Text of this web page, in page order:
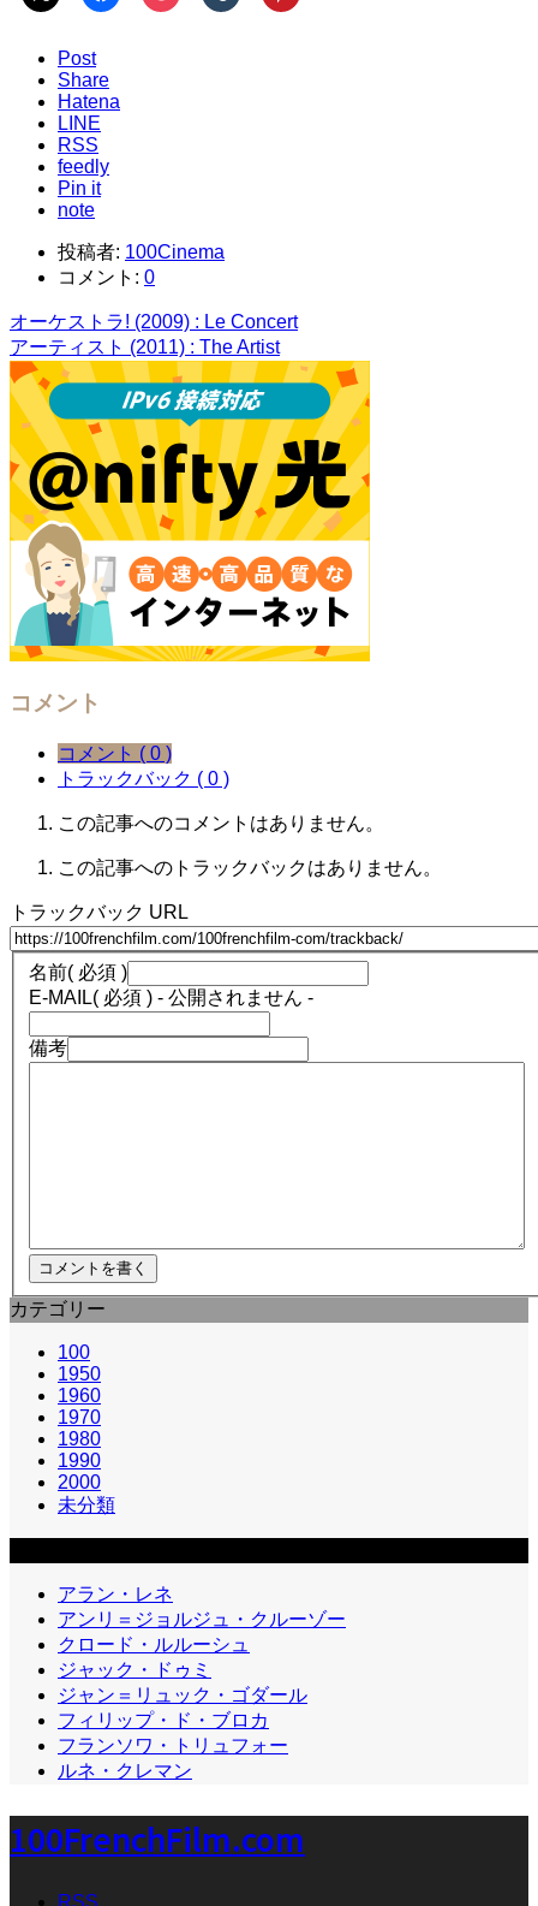
Post
Share
Hatena
LINE
RSS
feedly
Pin it
note
投稿者: 100Cinema
コメント: 0
オーケストラ! (2009) : Le Concert
アーティスト (2011) : The Artist
コメント
コメント ( 0 )
トラックバック ( 0 )
この記事へのコメントはありません。
この記事へのトラックバックはありません。
トラックバック URL
名前( 必須 )
E-MAIL( 必須 ) - 公開されません -
備考
カテゴリー
100
1950
1960
1970
1980
1990
2000
未分類
アラン・レネ
アンリ＝ジョルジュ・クルーゾー
クロード・ルルーシュ
ジャック・ドゥミ
ジャン＝リュック・ゴダール
フィリップ・ド・ブロカ
フランソワ・トリュフォー
ルネ・クレマン
100FrenchFilm.com
RSS